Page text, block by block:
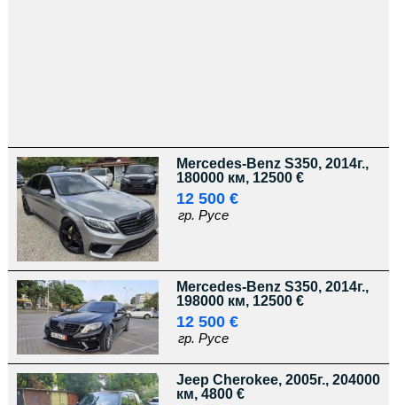
Mercedes-Benz S350, 2014г.,
180000 км, 12500 €
12 500 €
гр. Русе
Mercedes-Benz S350, 2014г.,
198000 км, 12500 €
12 500 €
гр. Русе
Jeep Cherokee, 2005г., 204000
км, 4800 €